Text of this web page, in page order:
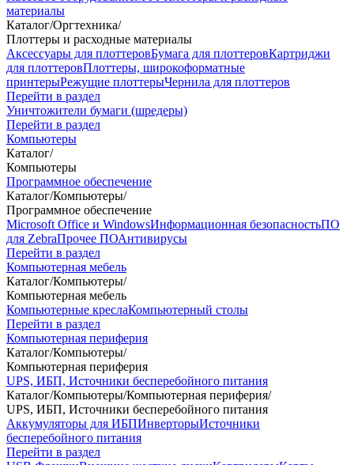
материалы
Каталог/Оргтехника/
Плоттеры и расходные материалы
Аксессуары для плоттеровБумага для плоттеровКартриджи
для плоттеровПлоттеры, широкоформатные
принтерыРежущие плоттерыЧернила для плоттеров
Перейти в раздел
Уничтожители бумаги (шредеры)
Перейти в раздел
Компьютеры
Каталог/
Компьютеры
Программное обеспечение
Каталог/Компьютеры/
Программное обеспечение
Microsoft Office и WindowsИнформационная безопасностьПО
для ZebraПрочее ПОАнтивирусы
Перейти в раздел
Компьютерная мебель
Каталог/Компьютеры/
Компьютерная мебель
Компьютерные креслаКомпьютерный столы
Перейти в раздел
Компьютерная периферия
Каталог/Компьютеры/
Компьютерная периферия
UPS, ИБП, Источники бесперебойного питания
Каталог/Компьютеры/Компьютерная периферия/
UPS, ИБП, Источники бесперебойного питания
Аккумуляторы для ИБПИнверторыИсточники
бесперебойного питания
Перейти в раздел